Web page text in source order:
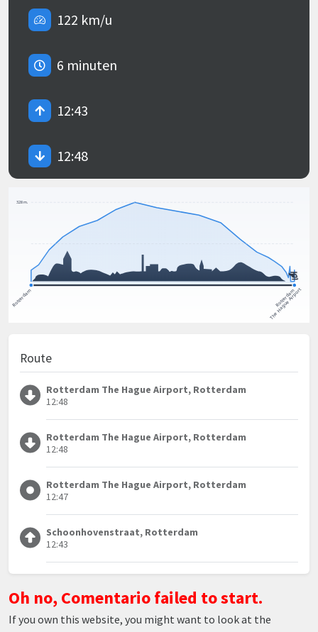
122 km/u
6 minuten
12:43
12:48
Route
Rotterdam The Hague Airport, Rotterdam
12:48
Rotterdam The Hague Airport, Rotterdam
12:48
Rotterdam The Hague Airport, Rotterdam
12:47
Schoonhovenstraat, Rotterdam
12:43
Oh no, Comentario failed to start.
If you own this website, you might want to look at the